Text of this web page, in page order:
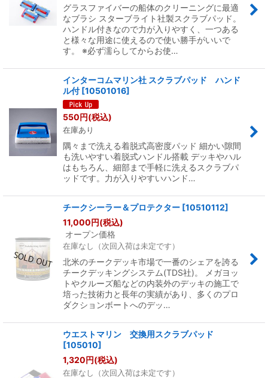
グラスファイバーの船体のクリーニングに最適
なブラシ スターブライト社製スクラブパッド。
ハンドル付きなので力が入りやすく、一つある
と様々な用途に使えるので使い勝手がいいで
す。 ※必ず濡らしてからお使…
インターコムマリン社 スクラブパッド ハンド
ル付 [10501016]
550円(税込)
在庫あり
隅々まで洗える着脱式高密度パッド 細かい隙間
も洗いやすい着脱式ハンドル搭載 デッキやハル
はもちろん、細部まで手軽に洗えるスクラブパ
ッドです。力が入りやすいハンド…
チークシーラー＆プロテクター [10510112]
11,000円(税込)
オープン価格
在庫なし（次回入荷は未定です）
北米のチークデッキ市場で一番のシェアを誇る
チークデッキングシステム(TDS社)。 メガヨッ
トやクルーズ船などの内装外のデッキの施工で
培った技術力と長年の実績があり、多くのプロ
ダクションボートへのデッ…
ウエストマリン 交換用スクラブパッド
[105010]
1,320円(税込)
在庫なし（次回入荷は未定です）